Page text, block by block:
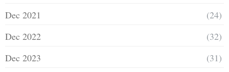
Dec 2021
(24)
Dec 2022
(32)
Dec 2023
(31)